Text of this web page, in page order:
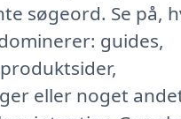
søgeord. Se på,
guides,
eller noget